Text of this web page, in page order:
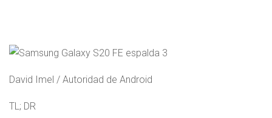
David Imel / Autoridad de Android
TL; DR